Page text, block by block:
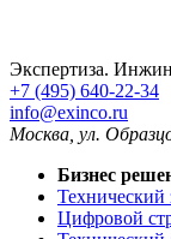
Экспертиза.
+7 (495) 640-22-34
info@exinco.ru
Москва ул.
Бизнес
Технический
Цифровой